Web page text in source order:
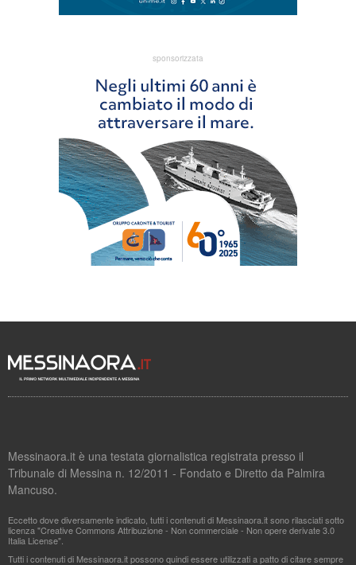
sponsorizzata
Messinaora.it è una testata giornalistica registrata presso il
Tribunale di Messina n. 12/2011 - Fondato e Diretto da Palmira
Mancuso.
Eccetto dove diversamente indicato, tutti i contenuti di Messinaora.it sono rilasciati sotto
licenza "Creative Commons Attribuzione - Non commerciale - Non opere derivate 3.0
Italia License".
Tutti i contenuti di Messinaora.it possono quindi essere utilizzati a patto di citare sempre